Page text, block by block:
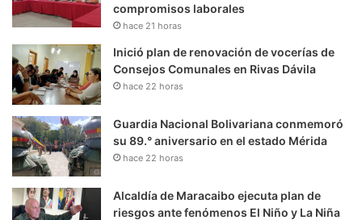
compromisos laborales
hace 21 horas
Inició plan de renovación de vocerías de
Consejos Comunales en Rivas Dávila
hace 22 horas
Guardia Nacional Bolivariana conmemoró
su 89.° aniversario en el estado Mérida
hace 22 horas
Alcaldía de Maracaibo ejecuta plan de
riesgos ante fenómenos El Niño y La Niña